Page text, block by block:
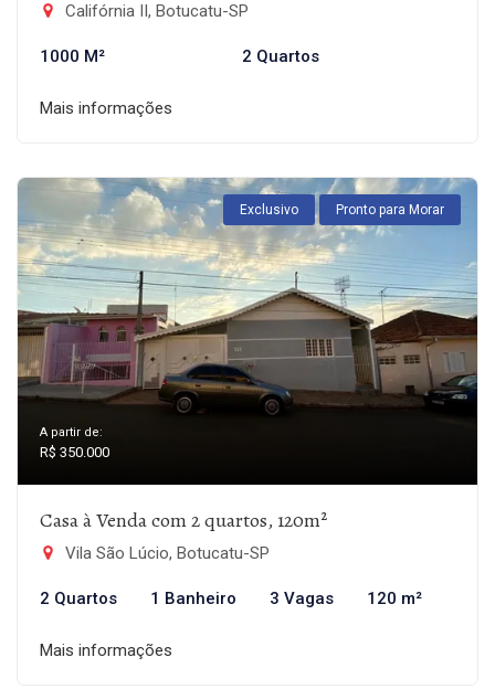
Califórnia II, Botucatu-SP
1000 M² 2 Quartos
Mais informações
Exclusivo Pronto para Morar
A partir de:
R$ 350.000
Casa à Venda com 2 quartos, 120m²
Vila São Lúcio, Botucatu-SP
2 Quartos 1 Banheiro 3 Vagas 120 m²
Mais informações